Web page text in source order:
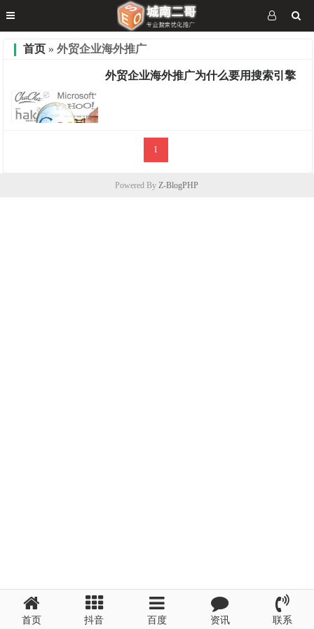
首页 » 外贸企业海外推广
外贸企业海外推广为什么要用搜索引擎
1
Powered ByZ-BlogPHP
首页 抖音 百度 资讯 联系